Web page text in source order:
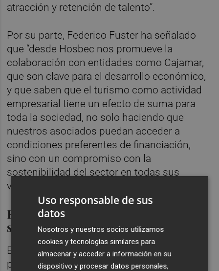
atracción y retención de talento”.
Por su parte, Federico Fuster ha señalado
que “desde Hosbec nos promueve la
colaboración con entidades como Cajamar,
que son clave para el desarrollo económico,
y que saben que el turismo como actividad
empresarial tiene un efecto de suma para
toda la sociedad, no solo haciendo que
nuestros asociados puedan acceder a
condiciones preferentes de financiación,
sino con un compromiso con la
sostenibilidad del sector en todas sus
vertientes”.
Renovaciones de interiores y
sostenibilidad
Entre las soluciones financieras diseñadas
para el empresariado hotelero, se
Uso responsable de sus
datos
Nosotros y nuestros socios utilizamos
cookies y tecnologías similares para
almacenar y acceder a información en su
dispositivo y procesar datos personales,